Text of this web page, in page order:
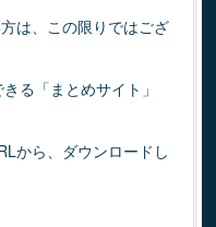
は、この限りではござ
る「まとめサイト」
から、ダウンロードし